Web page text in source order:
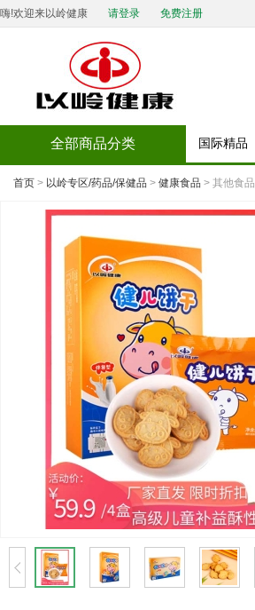
嗨!欢迎来以岭健康 请登录 免费注册
全部商品分类 国际精品
首页 > 以岭专区/药品/保健品 > 健康食品 > 其他食品